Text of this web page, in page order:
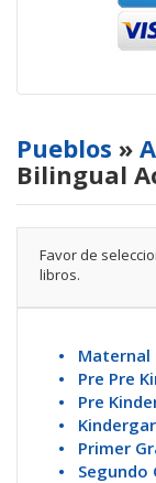
Pueblos »
Bilingual
Favor de
libros.
• Maternal
• Pre Pre
• Pre
•
• Primer
• Segundo